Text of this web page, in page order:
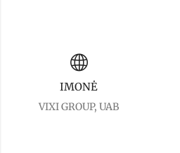
IMONĖ
VIXI GROUP, UAB